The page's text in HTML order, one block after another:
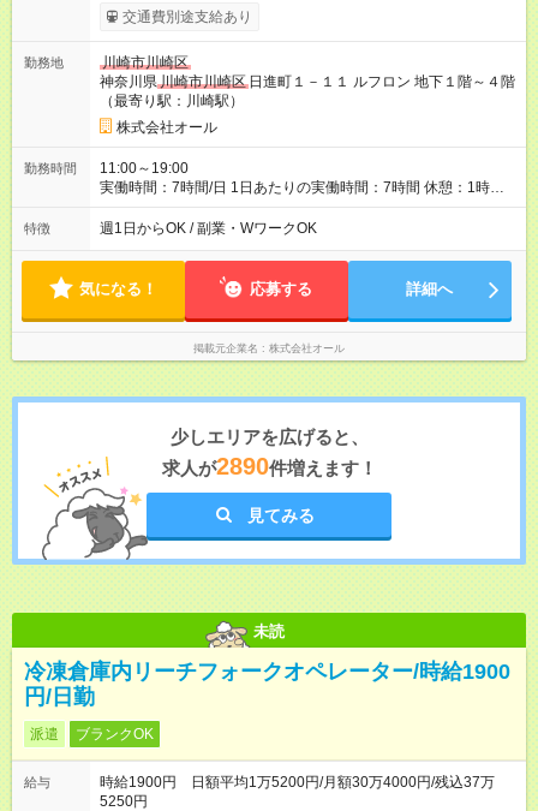
交通費別途支給あり
勤務地
川崎市川崎区
神奈川県川崎市川崎区 日進町１－１１ ルフロン 地下１階～４階
（最寄り駅：川崎駅）
株式会社オール
勤務時間
11:00～19:00
実働時間：7時間/日 1日あたりの実働時間：7時間 休憩：1時間
勤務開始予定：3月1日～ ※要相談
特徴 週1日からOK / 副業・WワークOK
気になる！ 応募する 詳細へ
掲載元企業名 株式会社オール
少しエリアを広げると、
求人が2890件増えます！
見てみる
未読
冷凍倉庫内リーチフォークオペレーター/時給1900
円/日勤
派遣 ブランクOK
給与
時給1900円 日額平均1万5200円/月額30万4000円/残込37万
5250円